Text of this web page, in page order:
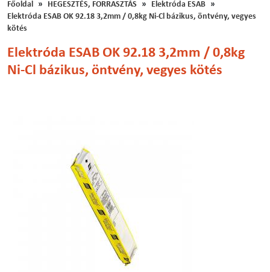
Főoldal HEGESZTÉS, FORRASZTÁS
Elektróda ESAB
Elektróda ESAB OK 92.18 3,2mm / 0,8kg Ni-Cl bázikus, öntvény, vegyes
kötés
Elektróda ESAB OK 92.18 3,2mm / 0,8kg
Ni-Cl bázikus, öntvény, vegyes kötés